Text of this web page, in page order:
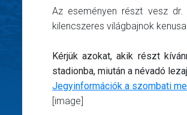
Az eseményen részt vesz dr.
kilencszeres világbajnok
Kérjük azokat, akik részt
stadionba, miután a névadó
Jegyinformációk a szombati
[image]